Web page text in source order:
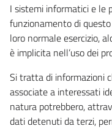
I sistemi informatici e le
funzionamento di
loro normale esercizio,
è implicita nell’uso dei
Si tratta di informazioni
associate a interessati
natura potrebbero,
dati detenuti da terzi,